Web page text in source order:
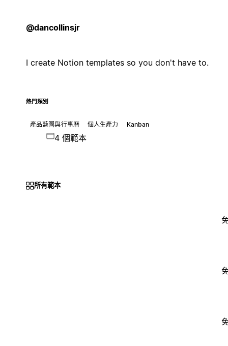
@dancollinsjr
I create Notion templates so you don't have to.
熱門類別
產品藍圖與行事曆 個人生產力 Kanban
4 個範本
所有範本